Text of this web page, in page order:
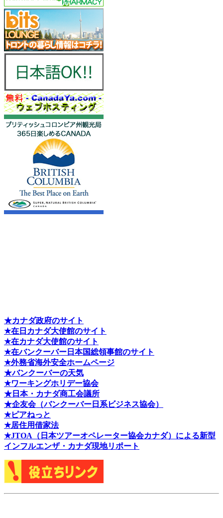
★カナダ政府のサイト
★在日カナダ大使館のサイト
★在カナダ大使館のサイト
★在バンクーバー日本国総領事館のサイト
★外務省海外安全ホームページ
★バンクーバーの天気
★ワーキングホリデー協会
★日本・カナダ商工会議所
★企友会（バンクーバー日系ビジネス協会）
★ピアねっと
★居住用借家法
★JTOA（日本ツアーオペレーター協会カナダ）による新型
インフルエンザ・カナダ現地リポート